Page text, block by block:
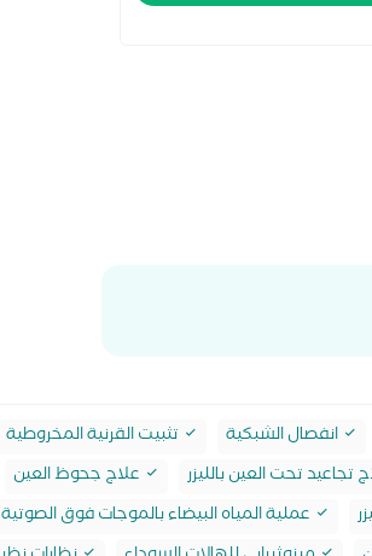
انفصال الشبكية تثبيت القرنية المخروطية
تجاعيد تحت العين بالليزر علاج جحوظ العين
عملية المياه البيضاء بالموجات فوق الصوتية